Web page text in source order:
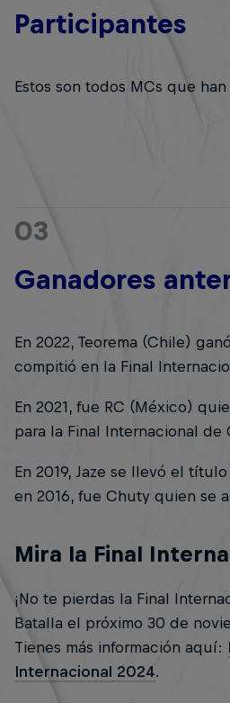
Participantes
Estos son todos MCs que
03
Ganadores
En 2022, Teorema (Chile)
compitió en la Final
En 2021, fue RC (México)
para la Final Internacional de
En 2019, Jaze se llevó el
en 2016, fue Chuty quien se
Mira la Final
¡No te pierdas la Final
Batalla el próximo 30 de
Tienes más información aquí:
Internacional 2024.